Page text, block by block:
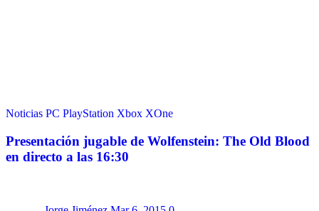
Noticias PC PlayStation Xbox XOne
Presentación jugable de Wolfenstein: The Old Blood
en directo a las 16:30